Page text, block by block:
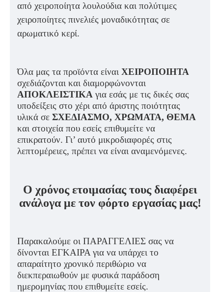
από χειροποίητα λουλούδια και πολύτιμες
χειροποίητες πινελιές μοναδικότητας σε
αρωματικό κερί.
Όλα μας τα προϊόντα είναι ΧΕΙΡΟΠΟΙΗΤΑ
σχεδιάζονται και διαμορφώνονται
ΑΠΟΚΛΕΙΣΤΙΚΑ για εσάς με τις δικές σας
υποδείξεις στο χέρι από άριστης ποιότητας
υλικά σε ΣΧΕΔΙΑΣΜΟ, ΧΡΩΜΑΤΑ, ΘΕΜΑ
και στοιχεία που εσείς επιθυμείτε να
επικρατούν. Γι’ αυτό μικροδιαφορές στις
λεπτομέρειες, πρέπει να είναι αναμενόμενες.
Ο χρόνος ετοιμασίας τους διαφέρει
ανάλογα με τον φόρτο εργασίας μας!
Παρακαλούμε οι ΠΑΡΑΓΓΕΛΙΕΣ σας να
δίνονται ΕΓΚΑΙΡΑ για να υπάρχει το
απαραίτητο χρονικό περιθώριο να
διεκπεραιωθούν με φυσικά παράδοση
ημερομηνίας που επιθυμείτε εσείς.